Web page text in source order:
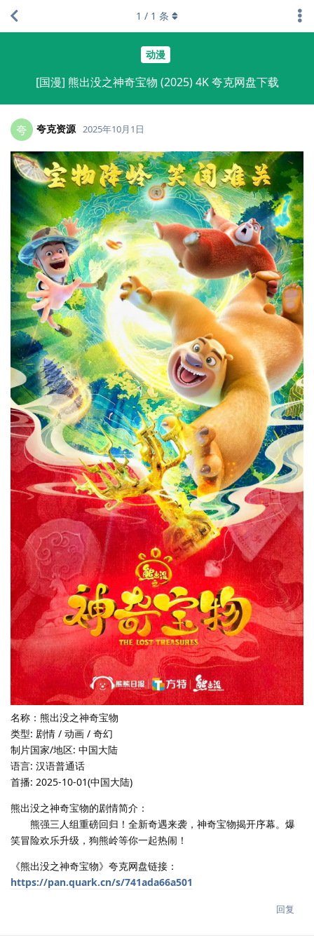
动漫
[国漫] 熊出没之神奇宝物 (2025) 4K 夸克网盘下载
1 / 1 条
夸 夸克资源 2025年10月1日
名称：熊出没之神奇宝物
类型: 剧情 / 动画 / 奇幻
制片国家/地区: 中国大陆
语言: 汉语普通话
首播: 2025-10-01(中国大陆)
熊出没之神奇宝物的剧情简介：
熊强三人组重磅回归！全新奇遇来袭，神奇宝物揭开序幕。爆
笑冒险欢乐升级，狗熊岭等你一起热闹！
《熊出没之神奇宝物》夸克网盘链接：
https://pan.quark.cn/s/741ada66a501
回复